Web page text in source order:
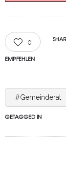
0
EMPFEHLEN
#Gemeinderat
GETAGGED IN